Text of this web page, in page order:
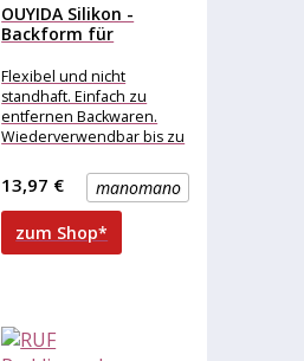
OUYIDA Silikon -
Backform für
für...
Flexibel und nicht
standhaft. Einfach zu
entfernen Backwaren.
Wiederverwendbar bis zu
hergestellt aus Silikon.
Erfüllt europäischemanomano
13,97 €
zum Shop*